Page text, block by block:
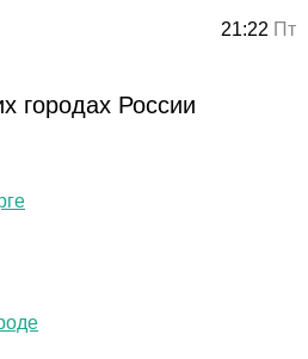
21:22 Пт
городах России